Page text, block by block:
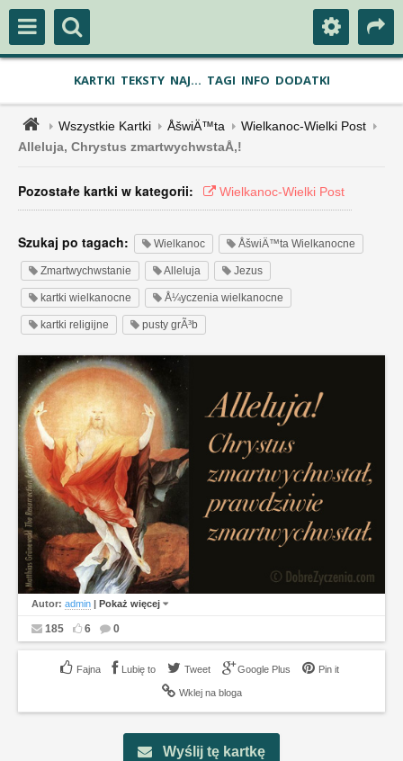
KARTKI TEKSTY NAJ... TAGI INFO DODATKI
Wszystkie Kartki ÅšwiÄ™ta
Wielkanoc-Wielki Post
Alleluja, Chrystus zmartwychwstaÅ‚!
Pozostałe kartki w kategorii: Wielkanoc-Wielki Post
Szukaj po tagach: Wielkanoc ÅšwiÄ™ta Wielkanocne
Zmartwychwstanie Alleluja Jezus
kartki wielkanocne Å¼yczenia wielkanocne
kartki religijne pusty grÃ³b
Autor: admin | Pokaż więcej
185 6 0
Lubię to Tweet Google Plus Pin it
Wklej na bloga
Wyślij tę kartkę